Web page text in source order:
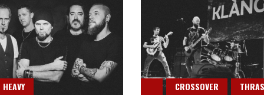
HEAVY CROSSOVER